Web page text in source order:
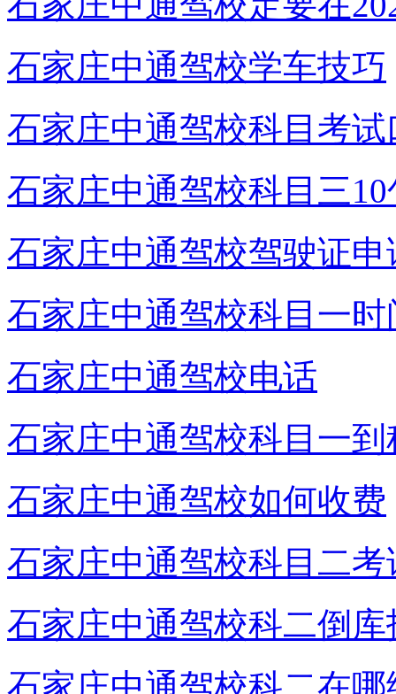
石家庄中通驾校学车技巧
石家庄中通驾校科目考试
石家庄中通驾校科目三
石家庄中通驾校驾驶证
石家庄中通驾校科目一时
石家庄中通驾校电话
石家庄中通驾校科目一
石家庄中通驾校如何收费
石家庄中通驾校科目二考
石家庄中通驾校科二倒库